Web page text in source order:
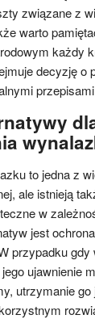
związane z
warto
każdy
decyzję o
to jedna z
ale istnieją
w
jest
przypadku gdy
ujawnienie
utrzymanie go